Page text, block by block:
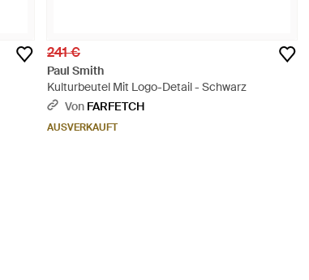
241 €
Paul Smith
Kulturbeutel Mit Logo-Detail - Schwarz
Von FARFETCH
AUSVERKAUFT